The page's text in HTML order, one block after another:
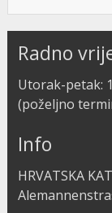
Radno
Utorak-petak:
(poželjno
Info
HRVATSKA